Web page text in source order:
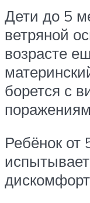
Дети до 5
ветряной
возрасте
борется с
Ребёнок от